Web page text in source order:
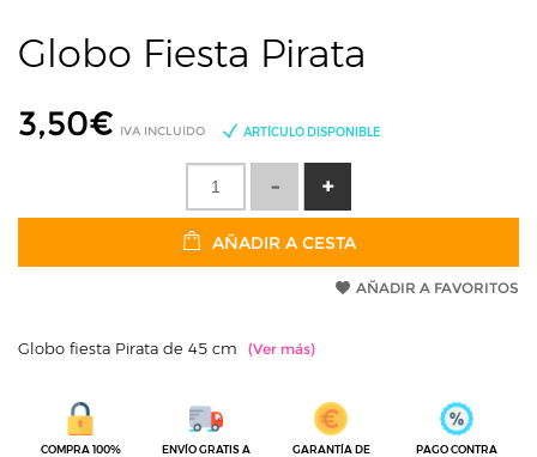
Globo Fiesta Pirata
3,50€ IVA INCLUIDO ARTÍCULO DISPONIBLE
AÑADIR A CESTA
AÑADIR A FAVORITOS
Globo fiesta Pirata de 45 cm
COMPRA 100%
ENVÍO GRATIS A
GARANTÍA DE
PAGO CONTRA